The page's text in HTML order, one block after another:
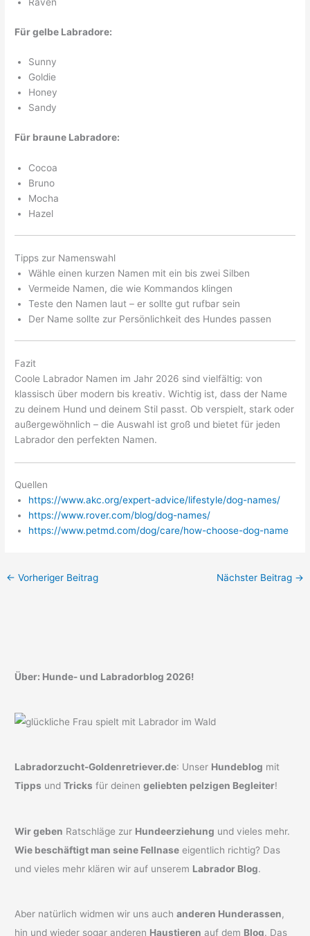
Für gelbe Labradore:
Sunny
Goldie
Honey
Sandy
Für braune Labradore:
Cocoa
Bruno
Mocha
Hazel
Tipps zur Namenswahl
Wähle einen kurzen Namen mit ein bis zwei Silben
Vermeide Namen, die wie Kommandos klingen
Teste den Namen laut – er sollte gut rufbar sein
Der Name sollte zur Persönlichkeit des Hundes passen
Fazit
Coole Labrador Namen im Jahr 2026 sind vielfältig: von
klassisch über modern bis kreativ. Wichtig ist, dass der Name
zu deinem Hund und deinem Stil passt. Ob verspielt, stark oder
außergewöhnlich – die Auswahl ist groß und bietet für jeden
Labrador den perfekten Namen.
Quellen
https://www.akc.org/expert-advice/lifestyle/dog-names/
https://www.rover.com/blog/dog-names/
https://www.petmd.com/dog/care/how-choose-dog-name
← Vorheriger Beitrag Nächster Beitrag →
Über: Hunde- und Labradorblog 2026!
Labradorzucht-Goldenretriever.de: Unser Hundeblog mit
Tipps undTricks für deinengeliebten pelzigen Begleiter!
Wir geben Ratschläge zur Hundeerziehung und vieles mehr.
Wie beschäftigt man seine Fellnase eigentlich richtig? Das
und vieles mehr klären wir auf unserem Labrador Blog.
Aber natürlich widmen wir uns auchanderen Hunderassen,
hin und wieder sogar anderen Haustieren auf dem Blog. Das